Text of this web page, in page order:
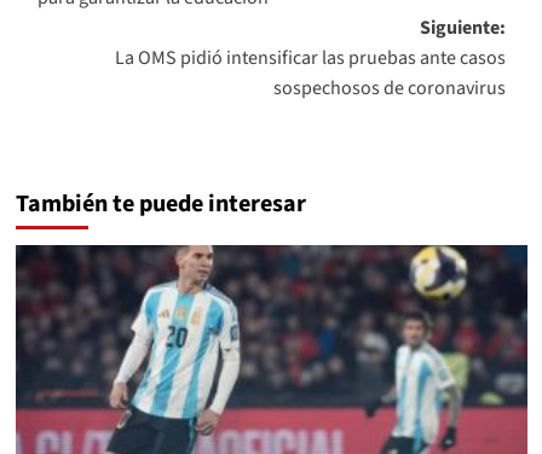
entradas
Siguiente:
La OMS pidió intensificar las pruebas ante casos
sospechosos de coronavirus
También te puede interesar